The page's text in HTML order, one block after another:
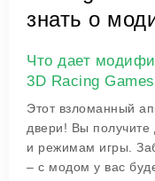
знать о
Что дает
3D Racing
Этот взломанный
двери! Вы
и режимам игры.
– с модом у вас